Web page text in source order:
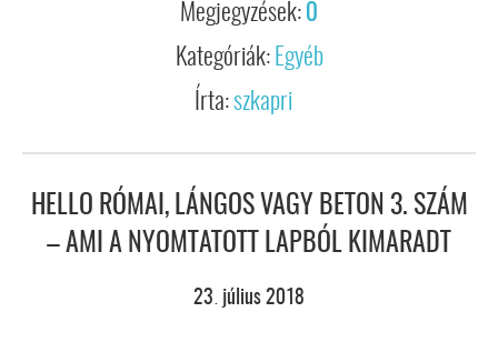
Megjegyzések: 0
Kategóriák: Egyéb
Írta:szkapri
HELLO RÓMAI, LÁNGOS VAGY BETON 3. SZÁM
– AMI A NYOMTATOTT LAPBÓL KIMARADT
23. július 2018